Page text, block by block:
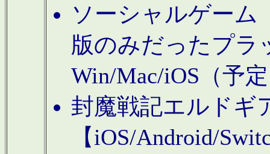
ソーシャルゲーム
版のみだったプラ
Win/Mac/iOS（予
封魔戦記エルドギ
【iOS/Android/